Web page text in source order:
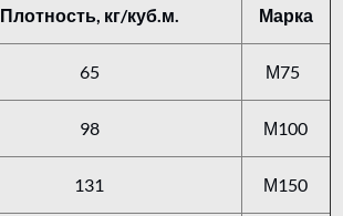
Плотность, кг/куб.м. Марка
65 М75
98 М100
131 М150